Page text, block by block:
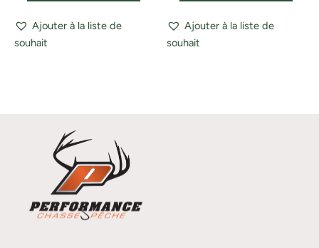
Ajouter à la liste de
souhait
Ajouter à la liste de
souhait